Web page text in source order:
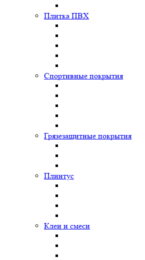
Плитка ПВХ
Спортивные покрытия
Грязезащитные покрытия
Плинтус
Клеи и смеси